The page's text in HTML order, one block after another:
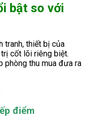
bật so với
tranh, thiết bị của
cốt lõi riêng biệt.
phòng thu mua đưa ra
điểm